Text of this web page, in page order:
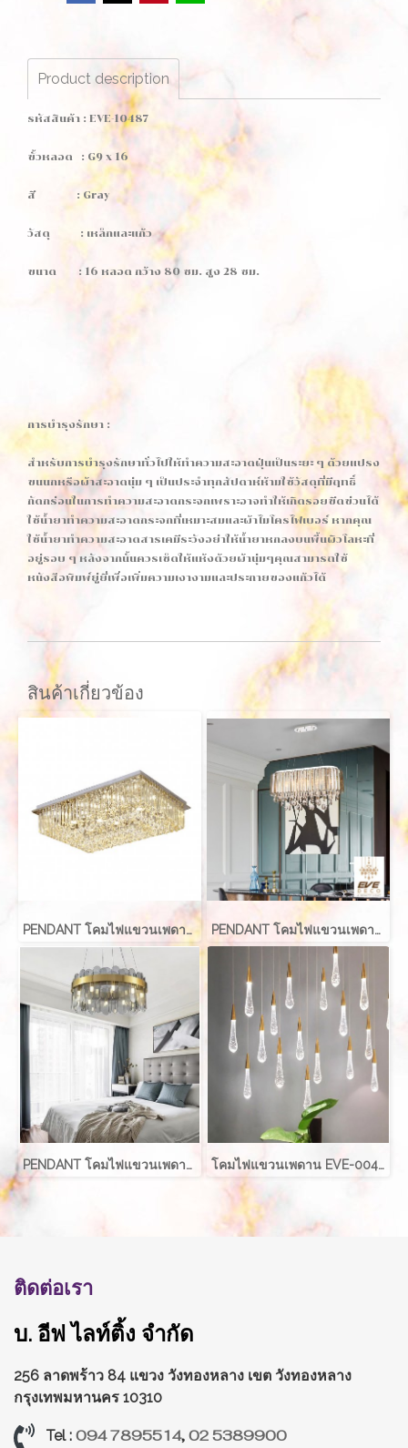
Product description
รหัสสินค้า : EVE-10487
ขั้วหลอด : G9 x 16
สี : Gray
วัสดุ : เหล็กและแก้ว
ขนาด : 16 หลอด กว้าง 80 ซม. สูง 28 ซม.
การบำรุงรักษา :
สำหรับการบำรุงรักษาทั่วไปให้ทำความสะอาดฝุ่นเป็นระยะ ๆ ด้วยแปรง
ขนนกหรือผ้าสะอาดนุ่ม ๆ เป็นประจำทุกสัปดาห์ห้ามใช้วัสดุที่มีฤทธิ์
กัดกร่อนในการทำความสะอาดกระจกเพราะอาจทำให้เกิดรอยขีดข่วนได้
ใช้น้ำยาทำความสะอาดกระจกที่เหมาะสมและผ้าไมโครไฟเบอร์ หากคุณ
ใช้น้ำยาทำความสะอาดสารเคมีระวังอย่าให้น้ำยาหกลงบนพื้นผิวโลหะที่
อยู่รอบ ๆ หลังจากนั้นควรเช็ดให้แห้งด้วยผ้านุ่มๆคุณสามารถใช้
หนังสือพิมพ์ยู่ยี่เพื่อเพิ่มความเงางามและประกายของแก้วได้
สินค้าเกี่ยวข้อง
PENDANT โคมไฟแขวนเพดาน รุ่น EVE-00166 PENDANT โคมไฟแขวนเพดาน รุ่น EVE-00170
PENDANT โคมไฟแขวนเพดาน รุ่น FIAZE EVE-10487 โคมไฟแขวนเพดาน EVE-00406 LED 3W ราคานี้สำหรับ 1 ดวง
ติดต่อเรา
บ. อีฟ ไลท์ติ้ง จำกัด
256 ลาดพร้าว 84 แขวง วังทองหลาง เขต วังทองหลาง
กรุงเทพมหานคร 10310
Tel : 094 7895514,02 5389900